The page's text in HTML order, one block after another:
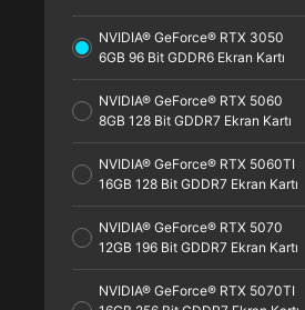
NVIDIA® GeForce® RTX 3050
6GB 96 Bit GDDR6 Ekran Kartı
NVIDIA® GeForce® RTX 5060
8GB 128 Bit GDDR7 Ekran Kartı
NVIDIA® GeForce® RTX 5060TI
16GB 128 Bit GDDR7 Ekran Kartı
NVIDIA® GeForce® RTX 5070
12GB 196 Bit GDDR7 Ekran Kartı
NVIDIA® GeForce® RTX 5070TI